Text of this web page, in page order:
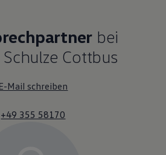
bei
Cottbus
Mail schreiben
+49 355 58170